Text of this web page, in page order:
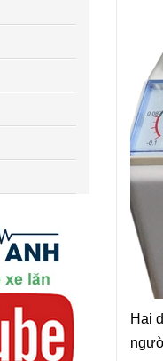
Hai